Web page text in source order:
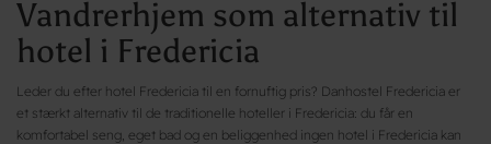
Vandrerhjem som alternativ til
hotel i Fredericia
Leder du efter hotel Fredericia til en fornuftig pris? Danhostel Fredericia er
et stærkt alternativ til de traditionelle hoteller i Fredericia: du får en
komfortabel seng, eget bad og en beliggenhed ingen hotel i Fredericia kan